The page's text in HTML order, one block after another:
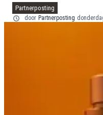
Partnerposting
door Partnerposting